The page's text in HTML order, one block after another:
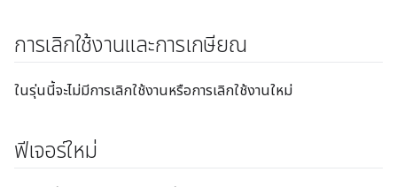
การเลิกใช้งานและการเกษียณ
ในรุ่นนี้จะไม่มีการเลิกใช้งานหรือการเลิกใช้งานใหม่
ฟีเจอร์ใหม่